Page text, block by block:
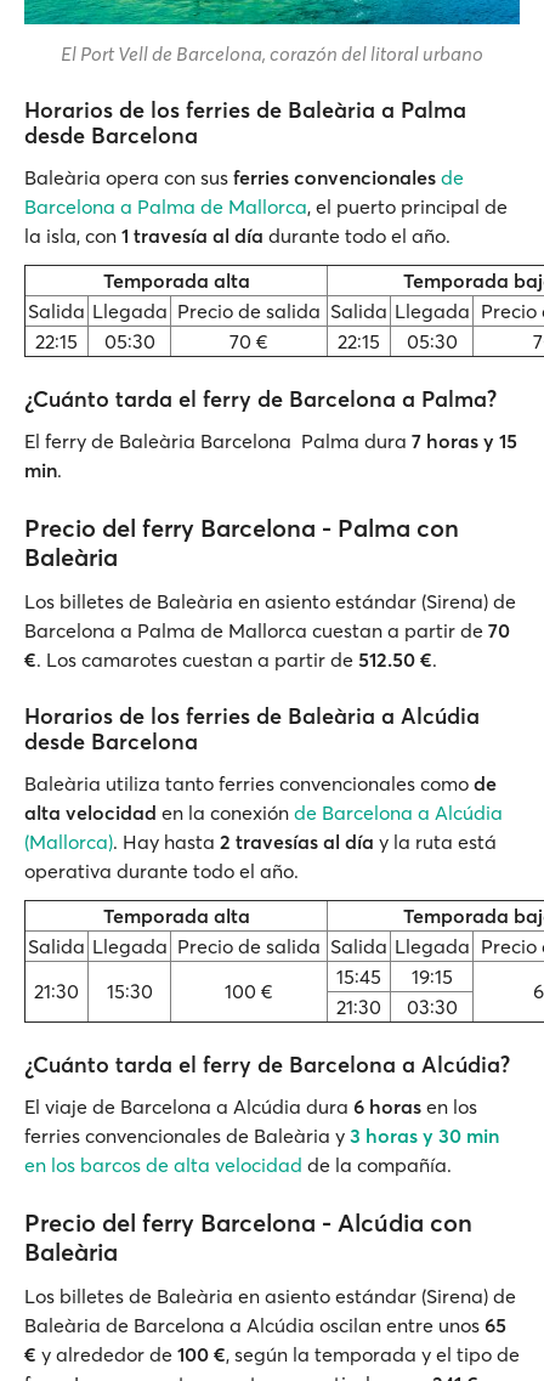
El Port Vell de Barcelona, corazón del litoral urbano
Horarios de los ferries de Baleària a Palma
desde Barcelona
Baleària opera con sus ferries convencionales de
Barcelona a Palma de Mallorca, el puerto principal de
la isla, con 1 travesía al día durante todo el año.
Temporada alta
Temporada
Salida Llegada Precio de salida Salida Llegada Precio
22:15
05:30 70 € 22:15 05:30
¿Cuánto tarda el ferry de Barcelona a Palma?
El ferry de Baleària Barcelona Palma dura 7 horas y 15
min.
Precio del ferry Barcelona - Palma con
Baleària
Los billetes de Baleària en asiento estándar (Sirena) de
Barcelona a Palma de Mallorca cuestan a partir de 70
€. Los camarotes cuestan a partir de 512.50 €.
Horarios de los ferries de Baleària a Alcúdia
desde Barcelona
Baleària utiliza tanto ferries convencionales como de
alta velocidad en la conexión de Barcelona a Alcúdia
(Mallorca). Hay hasta 2 travesías al día y la ruta está
operativa durante todo el año.
Temporada alta
Temporada
Salida Llegada Precio de salida Salida Llegada Precio
21:30
15:30 100 €
15:45 19:15
21:30 03:30
¿Cuánto tarda el ferry de Barcelona a Alcúdia?
El viaje de Barcelona a Alcúdia dura 6 horas en los
ferries convencionales de Baleària y 3 horas y 30 min
en los barcos de alta velocidad de la compañía.
Precio del ferry Barcelona - Alcúdia con
Baleària
Los billetes de Baleària en asiento estándar (Sirena) de
Baleària de Barcelona a Alcúdia oscilan entre unos 65
€ y alrededor de 100 €, según la temporada y el tipo de